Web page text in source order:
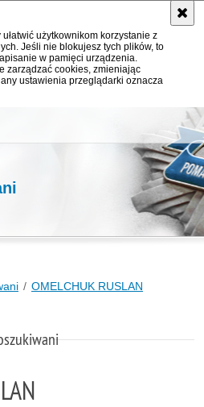
użytkownikom korzystanie z
Jeśli nie blokujesz tych plików, to
w pamięci urządzenia.
zarządzać cookies, zmieniając
ustawienia przeglądarki oznacza
OMELCHUK RUSLAN